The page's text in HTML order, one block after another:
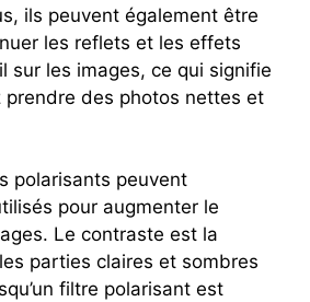
ils peuvent également être
les reflets et les effets
sur les images, ce qui signifie
prendre des photos nettes et
polarisants peuvent
pour augmenter le
Le contraste est la
parties claires et sombres
filtre polarisant est